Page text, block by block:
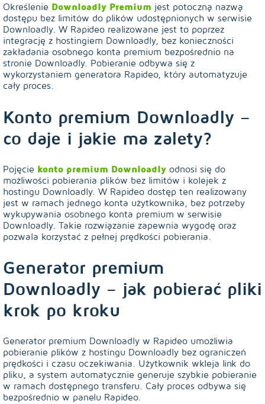
Określenie Downloadly Premium jest potoczną nazwą
dostępu bez limitów do plików udostępnionych w serwisie
Downloadly. W Rapideo realizowane jest to poprzez
integrację z hostingiem Downloadly, bez konieczności
zakładania osobnego konta premium bezpośrednio na
stronie Downloadly. Pobieranie odbywa się z
wykorzystaniem generatora Rapideo, który automatyzuje
cały proces.
Konto premium Downloadly –
co daje i jakie ma zalety?
Pojęcie konto premium Downloadly odnosi się do
możliwości pobierania plików bez limitów i kolejek z
hostingu Downloadly. W Rapideo dostęp ten realizowany
jest w ramach jednego konta użytkownika, bez potrzeby
wykupywania osobnego konta premium w serwisie
Downloadly. Takie rozwiązanie zapewnia wygodę oraz
pozwala korzystać z pełnej prędkości pobierania.
Generator premium
Downloadly – jak pobierać pliki
krok po kroku
Generator premium Downloadly w Rapideo umożliwia
pobieranie plików z hostingu Downloadly bez ograniczeń
prędkości i czasu oczekiwania. Użytkownik wkleja link do
pliku, a system automatycznie generuje szybkie pobieranie
w ramach dostępnego transferu. Cały proces odbywa się
bezpośrednio w panelu Rapideo.